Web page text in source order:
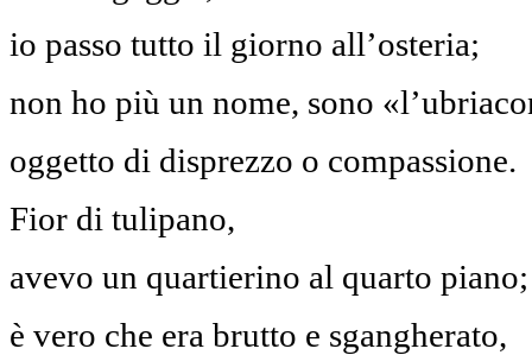
io passo tutto il giorno all’osteria;
non ho più un nome, sono
oggetto di disprezzo o compassione.
Fior di tulipano,
avevo un quartierino al quarto piano;
è vero che era brutto e sgangherato,